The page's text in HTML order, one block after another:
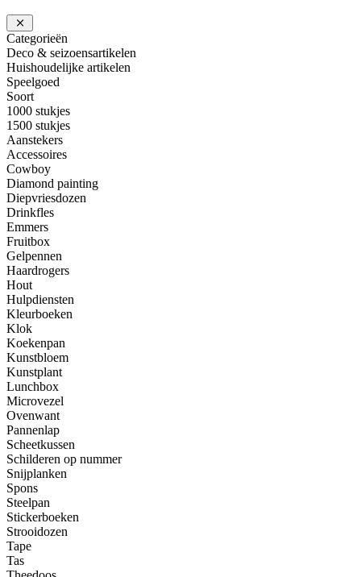
Categorieën
Deco & seizoensartikelen
Huishoudelijke artikelen
Speelgoed
Soort
1000 stukjes
1500 stukjes
Aanstekers
Accessoires
Cowboy
Diamond painting
Diepvriesdozen
Drinkfles
Emmers
Fruitbox
Gelpennen
Haardrogers
Hout
Hulpdiensten
Kleurboeken
Klok
Koekenpan
Kunstbloem
Kunstplant
Lunchbox
Microvezel
Ovenwant
Pannenlap
Scheetkussen
Schilderen op nummer
Snijplanken
Spons
Steelpan
Stickerboeken
Strooidozen
Tape
Tas